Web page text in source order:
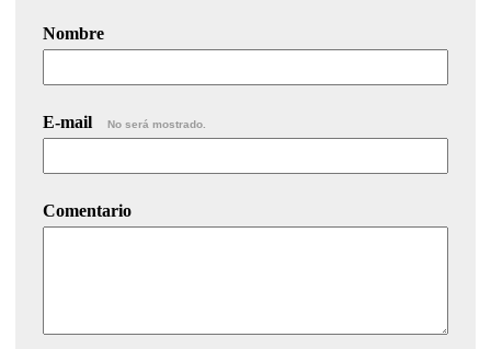
Nombre
E-mail No será mostrado.
Comentario